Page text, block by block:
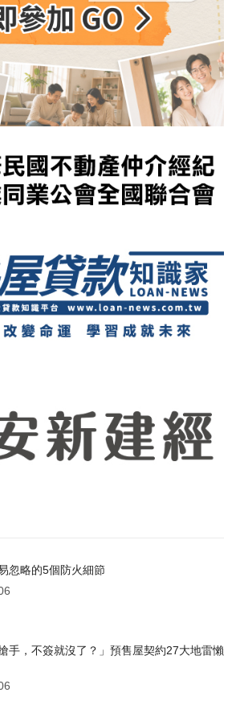
忽略的5個防火細節
搶手，不簽就沒了？」預售屋契約27大地雷懶